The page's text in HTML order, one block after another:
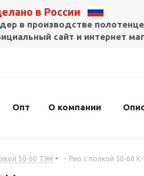
в России
в производстве
сайт и интернет
Опт О компании
50-60 ТЭН - Рио с полкой 50-60